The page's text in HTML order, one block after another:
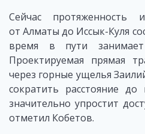
Сейчас протяженность
от Алматы до Иссык-Куля
время в пути
Проектируемая прямая
через горные ущелья
сократить расстояние
значительно упростит
отметил Кобетов.